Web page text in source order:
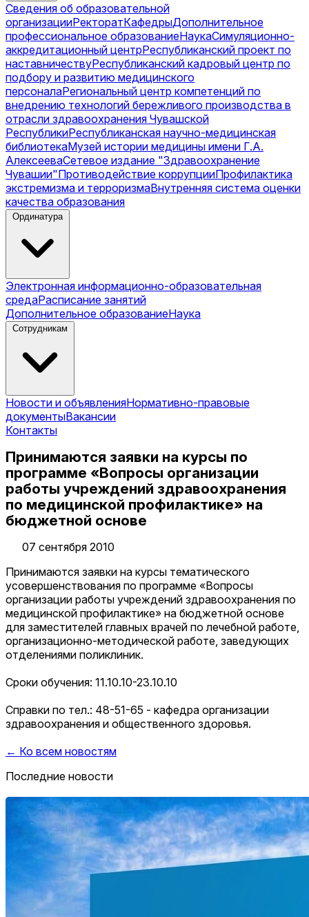
Сведения об образовательной
организацииРекторатКафедрыДополнительное
профессиональное образованиеНаукаСимуляционно-
аккредитационный центрРеспубликанский проект по
наставничествуРеспубликанский кадровый центр по
подбору и развитию медицинского
персоналаРегиональный центр компетенций по
внедрению технологий бережливого производства в
отрасли здравоохранения Чувашской
РеспубликиРеспубликанская научно-медицинская
библиотекаМузей истории медицины имени Г.А.
АлексееваСетевое издание "Здравоохранение
Чувашии"Противодействие коррупцииПрофилактика
экстремизма и терроризмаВнутренняя система оценки
качества образования
Ординатура
Электронная информационно-образовательная
средаРасписание занятий
Дополнительное образованиеНаука
Сотрудникам
Новости и объявленияНормативно-правовые
документыВакансии
Контакты
Принимаются заявки на курсы по
программе «Вопросы организации
работы учреждений здравоохранения
по медицинской профилактике» на
бюджетной основе
07 сентября 2010
Принимаются заявки на курсы тематического
усовершенствования по программе «Вопросы
организации работы учреждений здравоохранения по
медицинской профилактике» на бюджетной основе
для заместителей главных врачей по лечебной работе,
организационно-методической работе, заведующих
отделениями поликлиник.
Сроки обучения: 11.10.10-23.10.10
Справки по тел.: 48-51-65 - кафедра организации
здравоохранения и общественного здоровья.
← Ко всем новостям
Последние новости